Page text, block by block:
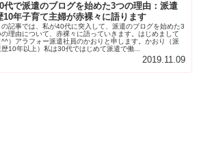
代で派遣のブログを始めた3つの理由：派遣
10年子育て主婦が赤裸々に語ります
の記事では、私が40代に突入して、派遣のブログを始めた3
の理由について、赤裸々に語っていきます。はじめまして
^^）アラフォー派遣社員のかおりと申します。かおり（派
歴10年以上）私は30代ではじめて派遣で働...
2019.11.09